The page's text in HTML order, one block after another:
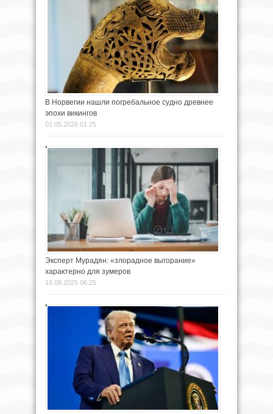
В Норвегии нашли погребальное судно древнее
эпохи викингов
01.05.2026 01:25
Эксперт Мурадян: «злорадное выгорание»
характерно для зумеров
15.08.2025 06:25